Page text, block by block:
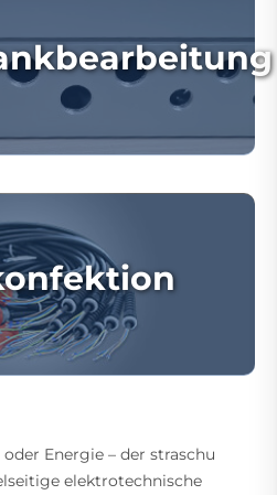
Energie – der straschu
elektrotechnische